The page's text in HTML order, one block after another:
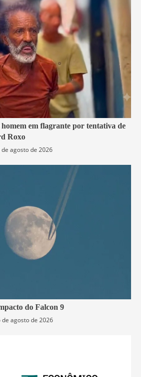
em flagrante por tentativa de
Roxo
de agosto de 2026
do Falcon 9
de agosto de 2026